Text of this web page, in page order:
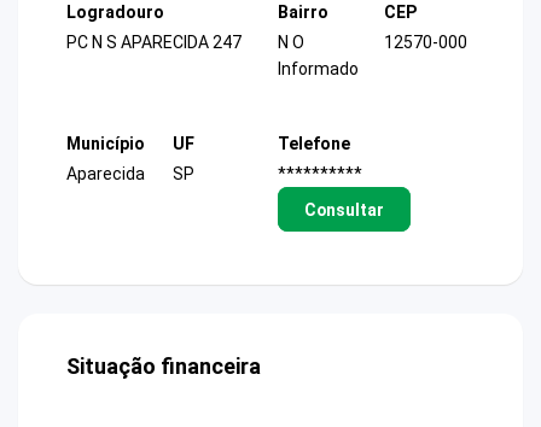
Logradouro
PC N S APARECIDA 247
Bairro
N O
Informado
CEP
12570-000
Município
Aparecida
UF
SP
Telefone
**********
Consultar
Situação financeira